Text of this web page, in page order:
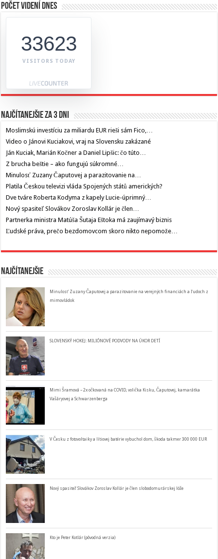
Počet videní dnes
33623
VISITORS TODAY
Najčítanejšie za 3 dni
Moslimskú investíciu za miliardu EUR rieši sám Fico,…
Video o Jánovi Kuciakovi, vraj na Slovensku zakázané
Ján Kuciak, Marián Kočner a Daniel Lipšic: čo túto…
Z brucha beštie – ako fungujú súkromné…
Minulosť Zuzany Čaputovej a parazitovanie na…
Platila Českou televizi vláda Spojených států amerických?
Dve tváre Roberta Kodyma z kapely Lucie-úprimný…
Nový spasiteľ Slovákov Zoroslav Kollár je člen…
Partnerka ministra Matúša Šutaja Eštoka má zaujímavý biznis
Ľudské práva, prečo bezdomovcom skoro nikto nepomože…
Najčítanejšie
Minulosť Zuzany Čaputovej a parazitovanie na verejných financiách a ľudoch z
mimovládok
SLOVENSKÝ HOKEJ: MILIÓNOVÉ PODVODY NA ÚKOR DETÍ
Mimi Šramová – 2x očkovaná na COVID, volička Kisku, Čaputovej, kamarátka
Vašáryovej a Schwarzenberga
V Česku z fotovoltaiky a lítiovej batérie vybuchol dom, škoda takmer 300 000 EUR
Nový spasiteľ Slovákov Zoroslav Kollár je člen slobodomurárskej lóže
Kto je Peter Kotlár (pôvodná verzia)